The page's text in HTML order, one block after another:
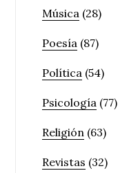
Música (28)
Poesía (87)
Política (54)
Psicología (77)
Religión (63)
Revistas (32)